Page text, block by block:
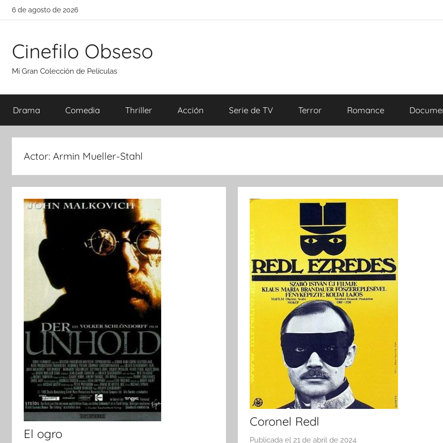
Saltar
6 de agosto de 2026
Cinefilo Obseso
Mi Gran Colección de Películas
Drama Comedia Thriller Acción Serie de TV Terror Romance
Actor: Armin Mueller-Stahl
El ogro
Coronel Redl
Publicada el21 de abril de 2024